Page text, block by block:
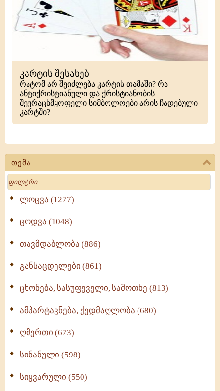
თემა
Search
ლოცვა (1277)
ცოდვა (1048)
თავმდაბლობა (886)
განსაცდელები (861)
ცხონება, სასუფეველი, სამოთხე (813)
ამპარტავნება, ქედმაღლობა (680)
ღმერთი (673)
სინანული (598)
სიყვარული (550)
კარტის შესახებ
რატომ არ შეიძლება კარტის თამაში? რა
ანტიქრისტიანული და ქრისტიანობის
შეურაცხმყოფელი სიმბოლოები არის ჩადებული
კარტში?